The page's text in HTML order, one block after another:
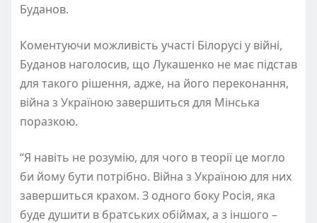
Буданов.
Коментуючи можливість участі Білорусі у війні,
Буданов наголосив, що Лукашенко не має підстав
для такого рішення, адже, на його переконання,
війна з Україною завершиться для Мінська
поразкою.
“Я навіть не розумію, для чого в теорії це могло
би йому бути потрібно. Війна з Україною для них
завершиться крахом. З одного боку Росія, яка
буде душити в братських обіймах, а з іншого –